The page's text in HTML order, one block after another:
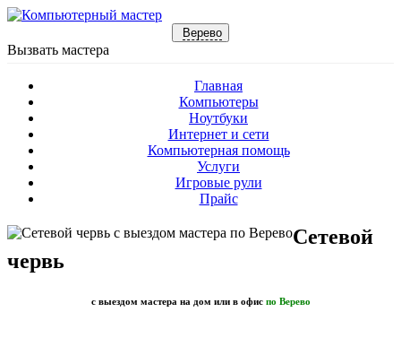
Верево
Вызвать мастера
Главная
Компьютеры
Ноутбуки
Интернет и сети
Компьютерная помощь
Услуги
Игровые рули
Прайс
Сетевой
червь
с выездом мастера на дом или в офис по Верево